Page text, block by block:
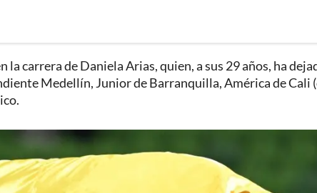
carrera de Daniela Arias, quien, a sus 29 años, ha
Medellín, Junior de Barranquilla, América de Cali